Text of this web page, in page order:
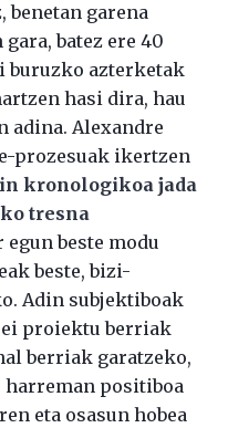
garena
batez ere 40
buruzko azterketak
hasi dira, hau
adina. Alexandre
prozesuak ikertzen
kronologikoa jada
tresna
egun beste modu
beste, bizi-
Adin subjektiboak
proiektu berriak
berriak garatzeko,
positiboa
eta osasun hobea